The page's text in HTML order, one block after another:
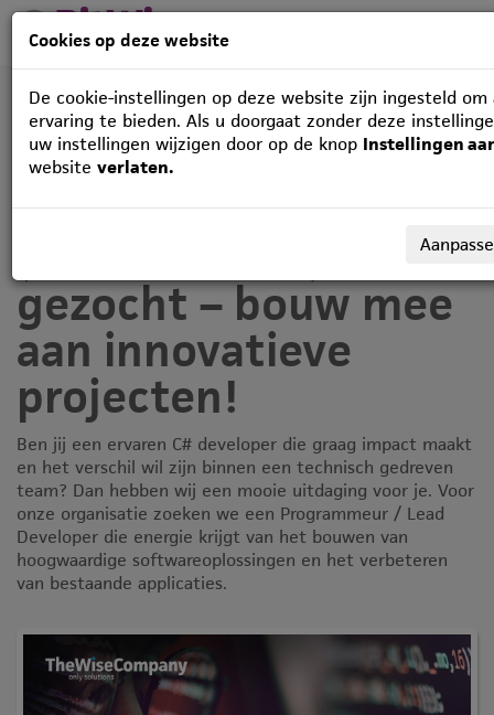
🚀 Lead Developer C#
gezocht – bouw mee
aan innovatieve
projecten!
Ben jij een ervaren C# developer die graag impact maakt
en het verschil wil zijn binnen een technisch gedreven
team? Dan hebben wij een mooie uitdaging voor je. Voor
onze organisatie zoeken we een Programmeur / Lead
Developer die energie krijgt van het bouwen van
hoogwaardige softwareoplossingen en het verbeteren
van bestaande applicaties.
Cookies op deze website
De cookie-instellingen op deze website zijn ingesteld
ervaring te bieden. Als u doorgaat zonder deze
uw instellingen wijzigen door op de knop Instellingen
website verlaten.